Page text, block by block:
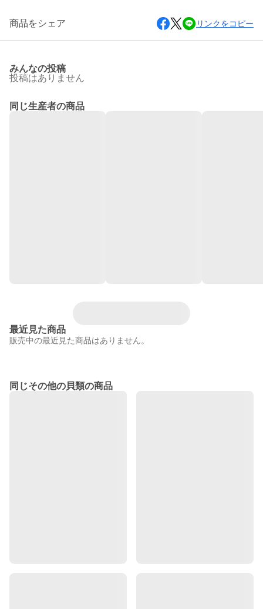
商品をシェア リンクをコピー
みんなの投稿
投稿はありません
同じ生産者の商品
最近見た商品
販売中の最近見た商品はありません。
同じその他の貝類の商品